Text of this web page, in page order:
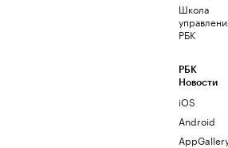
Школа
РБК
РБК
Новости
iOS
Android